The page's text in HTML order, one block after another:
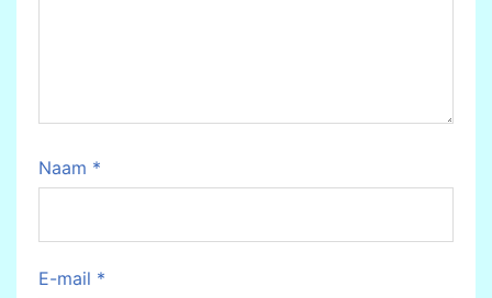
Naam *
E-mail *